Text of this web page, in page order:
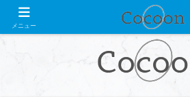
WordPress無料テーマ
メニュー